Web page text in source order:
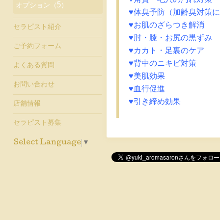
♥体臭予防（加齢臭対策に
♥お肌のざらつき解消
♥肘・膝・お尻の黒ずみ
♥カカト・足裏のケア
♥背中のニキビ対策
♥美肌効果
♥血行促進
♥引き締め効果
オプション（5）
セラピスト紹介
ご予約フォーム
よくある質問
お問い合わせ
店舗情報
セラピスト募集
Select Language ▼